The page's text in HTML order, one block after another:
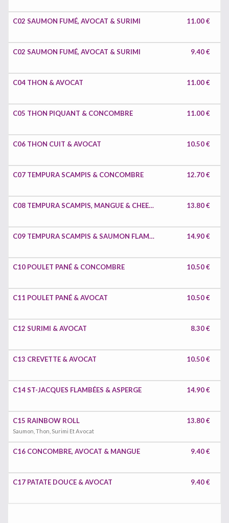
C02 SAUMON FUMÉ, AVOCAT & SURIMI 11.00 €
C02 SAUMON FUMÉ, AVOCAT & SURIMI 9.40 €
C04 THON & AVOCAT 11.00 €
C05 THON PIQUANT & CONCOMBRE 11.00 €
C06 THON CUIT & AVOCAT 10.50 €
C07 TEMPURA SCAMPIS & CONCOMBRE 12.70 €
C08 TEMPURA SCAMPIS, MANGUE & CHEESE 13.80 €
C09 TEMPURA SCAMPIS & SAUMON FLAMBÉ 14.90 €
C10 POULET PANÉ & CONCOMBRE 10.50 €
C11 POULET PANÉ & AVOCAT 10.50 €
C12 SURIMI & AVOCAT 8.30 €
C13 CREVETTE & AVOCAT 10.50 €
C14 ST-JACQUES FLAMBÉES & ASPERGE 14.90 €
C15 RAINBOW ROLL
Saumon, Thon, Surimi Et Avocat
13.80 €
C16 CONCOMBRE, AVOCAT & MANGUE 9.40 €
C17 PATATE DOUCE & AVOCAT 9.40 €